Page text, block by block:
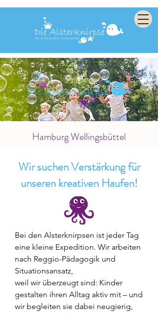
Hamburg Wellingsbüttel
Wir suchen Verstärkung für
unseren kreativen Haufen!
Bei den Alsterknirpsen ist jeder Tag
eine kleine Expedition. Wir arbeiten
nach Reggio-Pädagogik und
Situationsansatz,
weil wir überzeugt sind: Kinder
gestalten ihren Alltag aktiv mit – und
wir begleiten sie dabei neugierig,